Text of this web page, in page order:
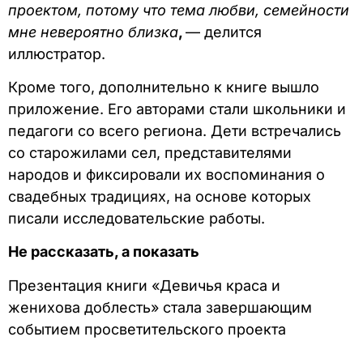
проектом, потому что тема любви, семейности
мне невероятно близка,— делится
иллюстратор.
Кроме того, дополнительно к книге вышло
приложение. Его авторами стали школьники и
педагоги со всего региона. Дети встречались
со старожилами сел, представителями
народов и фиксировали их воспоминания о
свадебных традициях, на основе которых
писали исследовательские работы.
Не рассказать, а показать
Презентация книги «Девичья краса и
женихова доблесть» стала завершающим
событием просветительского проекта